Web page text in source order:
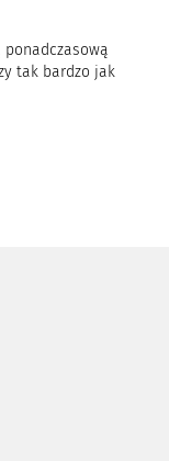
tak bardzo jak